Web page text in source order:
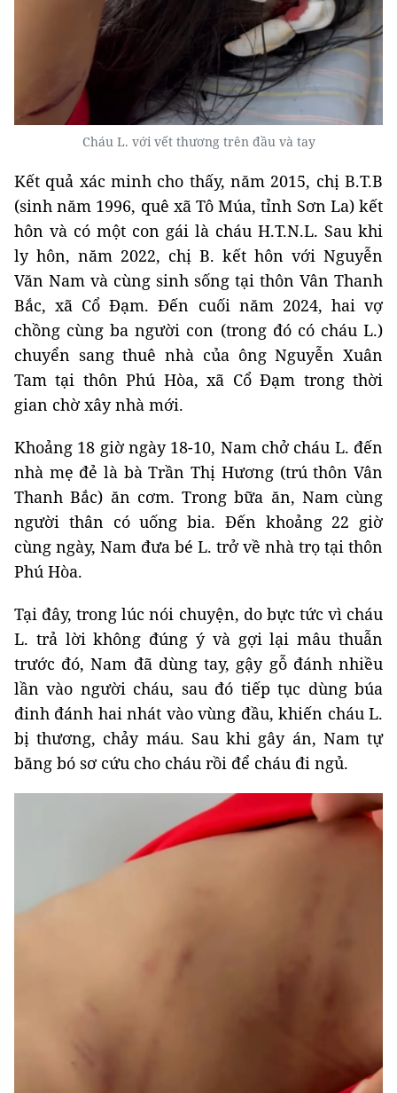
Cháu L. với vết thương trên đầu và tay
Kết quả xác minh cho thấy, năm 2015, chị B.T.B
(sinh năm 1996, quê xã Tô Múa, tỉnh Sơn La) kết
hôn và có một con gái là cháu H.T.N.L. Sau khi
ly hôn, năm 2022, chị B. kết hôn với Nguyễn
Văn Nam và cùng sinh sống tại thôn Vân Thanh
Bắc, xã Cổ Đạm. Đến cuối năm 2024, hai vợ
chồng cùng ba người con (trong đó có cháu L.)
chuyển sang thuê nhà của ông Nguyễn Xuân
Tam tại thôn Phú Hòa, xã Cổ Đạm trong thời
gian chờ xây nhà mới.
Khoảng 18 giờ ngày 18-10, Nam chở cháu L. đến
nhà mẹ đẻ là bà Trần Thị Hương (trú thôn Vân
Thanh Bắc) ăn cơm. Trong bữa ăn, Nam cùng
người thân có uống bia. Đến khoảng 22 giờ
cùng ngày, Nam đưa bé L. trở về nhà trọ tại thôn
Phú Hòa.
Tại đây, trong lúc nói chuyện, do bực tức vì cháu
L. trả lời không đúng ý và gợi lại mâu thuẫn
trước đó, Nam đã dùng tay, gậy gỗ đánh nhiều
lần vào người cháu, sau đó tiếp tục dùng búa
đinh đánh hai nhát vào vùng đầu, khiến cháu L.
bị thương, chảy máu. Sau khi gây án, Nam tự
băng bó sơ cứu cho cháu rồi để cháu đi ngủ.